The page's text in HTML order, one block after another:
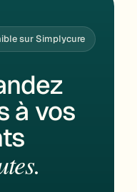
sur Simplycure
à vos